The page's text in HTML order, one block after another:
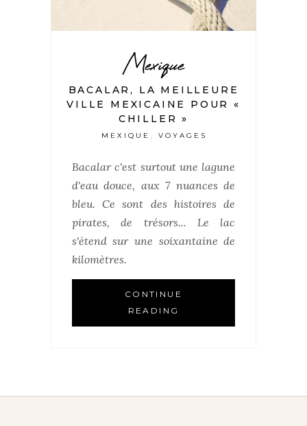
Mexique
BACALAR, LA MEILLEURE
VILLE MEXICAINE POUR «
CHILLER »
MEXIQUE VOYAGES
Bacalar c'est surtout une lagune
d'eau douce, aux 7 nuances de
bleu. Ce sont des histoires de
pirates, de trésors... Le lac
s'étend sur une soixantaine de
kilomètres.
CONTINUE
READING